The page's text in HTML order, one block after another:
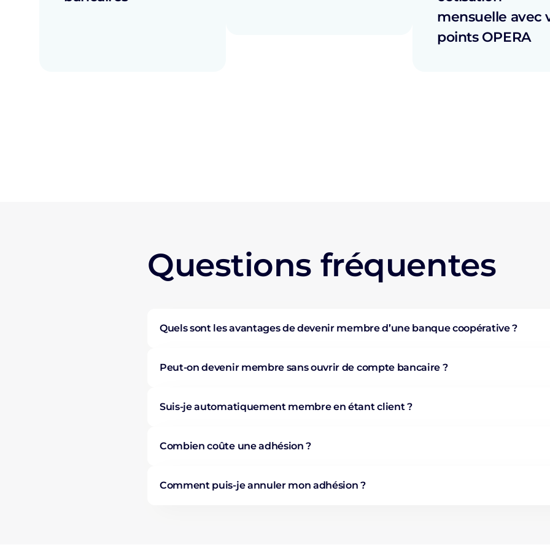
mensuelle avec
points OPERA
Questions fréquentes
Quels sont les avantages de devenir membre d’une banque coopérative ?
Peut-on devenir membre sans ouvrir de compte bancaire ?
Suis-je automatiquement membre en étant client ?
Combien coûte une adhésion ?
Comment puis-je annuler mon adhésion ?